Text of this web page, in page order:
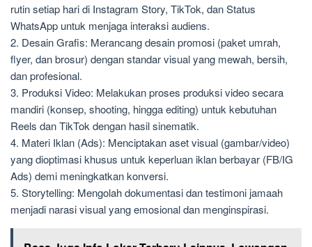
rutin setiap hari di Instagram Story, TikTok, dan Status
WhatsApp untuk menjaga interaksi audiens.
2. Desain Grafis: Merancang desain promosi (paket umrah,
flyer, dan brosur) dengan standar visual yang mewah, bersih,
dan profesional.
3. Produksi Video: Melakukan proses produksi video secara
mandiri (konsep, shooting, hingga editing) untuk kebutuhan
Reels dan TikTok dengan hasil sinematik.
4. Materi Iklan (Ads): Menciptakan aset visual (gambar/video)
yang dioptimasi khusus untuk keperluan iklan berbayar (FB/IG
Ads) demi meningkatkan konversi.
5. Storytelling: Mengolah dokumentasi dan testimoni jamaah
menjadi narasi visual yang emosional dan menginspirasi.